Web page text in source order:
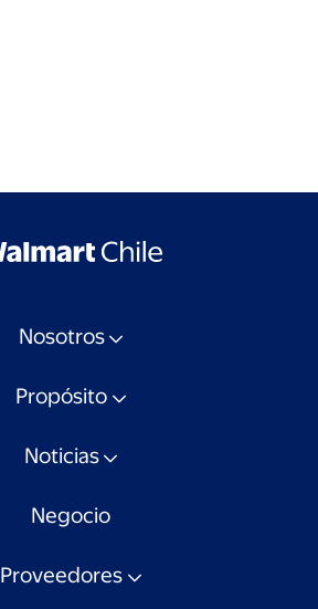
Nosotros
Propósito
Noticias
Negocio
Proveedores